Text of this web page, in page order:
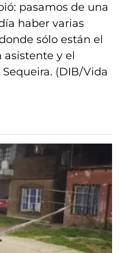
pasamos de una
haber varias
sólo están el
asistente y el
(DIB/Vida